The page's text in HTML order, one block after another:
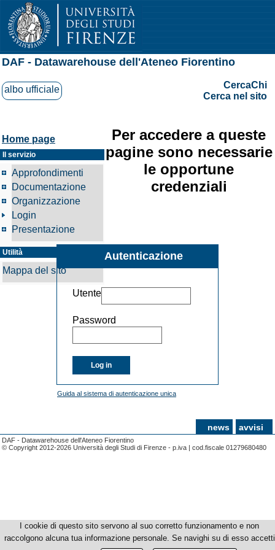
DAF - Datawarehouse dell'Ateneo Fiorentino
albo ufficiale
CercaChi
Cerca nel sito
Home page
Il servizio
Approfondimenti
Documentazione
Organizzazione
Login
Presentazione
Utilità
Mappa del sito
Per accedere a queste
pagine sono necessarie
le opportune
credenziali
Autenticazione
Utente
Password
Log in
Guida al sistema di autenticazione unica
news avvisi
DAF - Datawarehouse dell'Ateneo Fiorentino
© Copyright 2012-2026 Università degli Studi di Firenze - p.iva | cod.fiscale 01279680480
I cookie di questo sito servono al suo corretto funzionamento e non
raccolgono alcuna tua informazione personale. Se navighi su di esso accetti